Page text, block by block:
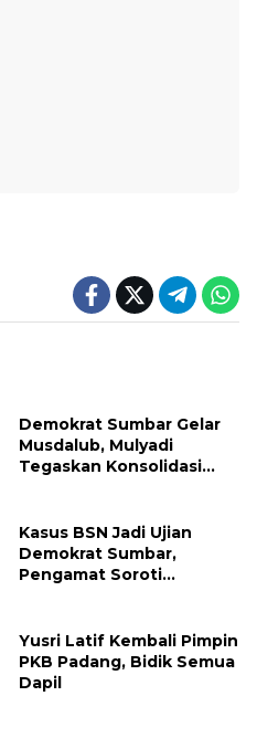
Demokrat Sumbar Gelar
Musdalub, Mulyadi
Tegaskan Konsolidasi
Kasus BSN Jadi Ujian
Demokrat Sumbar,
Pengamat Soroti
Bermasalah
Yusri Latif Kembali Pimpin
PKB Padang, Bidik Semua
Dapil